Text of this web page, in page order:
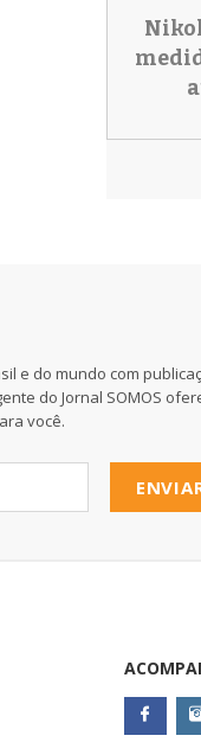
e do mundo com
do Jornal SOMOS
você.